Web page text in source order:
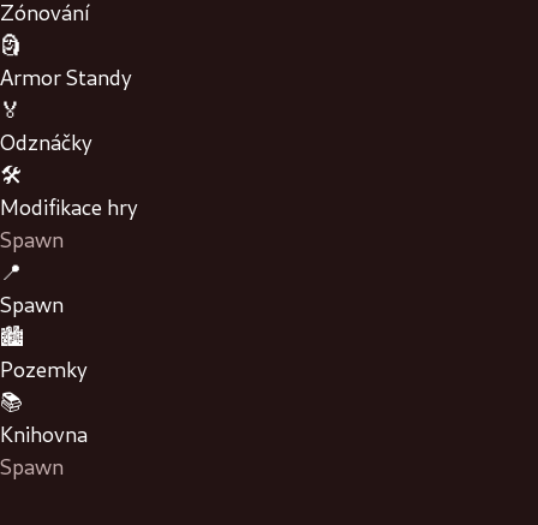
Zónování
🗿
Armor Standy
🏅
Odznáčky
🛠️
Modifikace hry
Spawn
📍
Spawn
🏙️
Pozemky
📚
Knihovna
Spawn